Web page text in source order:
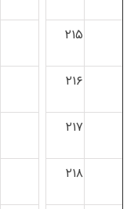
۲۱۵
۲۱۶
۲۱۷
۲۱۸